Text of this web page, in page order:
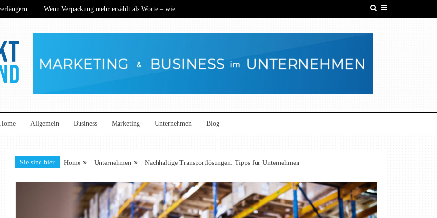
Wenn Verpackung mehr erzählt als Worte – wie
begeistern
Wenn Verpackung mehr erzählt als Worte – wie
Wie nachhaltige Technik den Mittelstand neu definiert
begeistern
Allgemein Business Marketing Unternehmen Blog
Sie sind hier Home Unternehmen Nachhaltige Transportlösungen: Tipps für Unternehmen